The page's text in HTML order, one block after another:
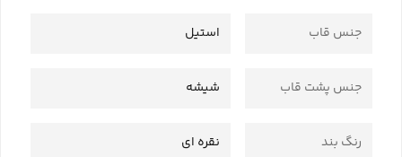
جنس قاب استیل
جنس پشت قاب شیشه
رنگ بند نقره ای